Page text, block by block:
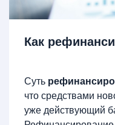
Как
Суть
что средствами
уже действующий